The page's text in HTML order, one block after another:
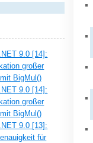
9.0 [14]:
großer
BigMul()
9.0 [14]:
großer
BigMul()
9.0 [13]:
für